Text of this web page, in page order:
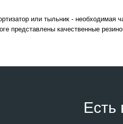
или тыльник - необходимая
представлены качественные
Есть